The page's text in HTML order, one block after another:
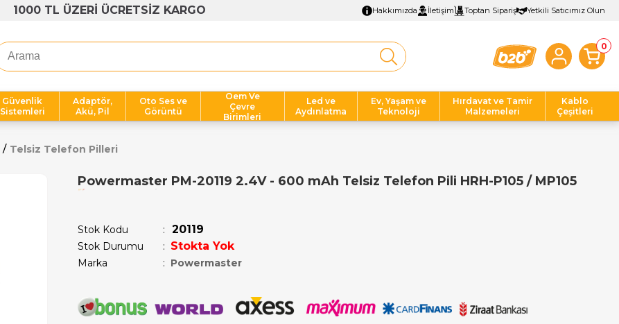
1000 TL ÜZERİ ÜCRETSİZ KARGO Hakkımızda İletişim Toptan Sipariş Yetkili Satıcımız Olun
0
Güvenlik
Sistemleri
Adaptör,
Akü, Pil
Oto Ses ve
Görüntü
Oem Ve
Çevre
Birimleri
Led ve
Aydınlatma
Ev, Yaşam ve
Teknoloji
Hırdavat ve Tamir
Malzemeleri
Kablo
Çeşitleri
Telsiz Telefon Pilleri
Powermaster PM-20119 2.4V - 600 mAh Telsiz Telefon Pili HRH-P105 / MP105
Stok Kodu 20119
Stok Durumu : Stokta Yok
Marka : Powermaster